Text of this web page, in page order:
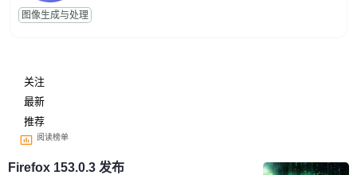
图像生成与处理
关注
最新
推荐
阅读榜单
Firefox 153.0.3 发布